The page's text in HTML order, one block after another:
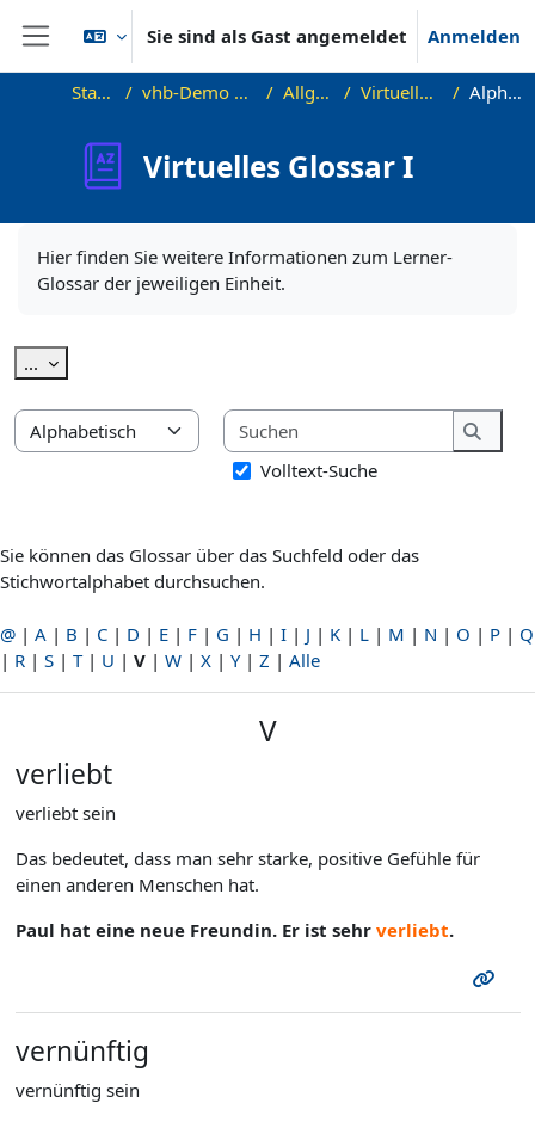
Zum Hauptinhalt
Website-Übersicht
Sie sind als Gast angemeldet Anmelden
Startseite vhb-Demo Wortschatz B1 Allgemeines Virtuelles Glossar I Alphabetisch
Virtuelles Glossar I
Hier finden Sie weitere Informationen zum Lerner-
Glossar der jeweiligen Einheit.
... Einträge exportieren
Sie können das Glossar über das Suchfeld oder das
Suchen
Suchen
Volltext-Suche
Sie können das Glossar über das Suchfeld oder das
Stichwortalphabet durchsuchen.
@ | A | B | C | D | E | F | G | H | I | J | K | L | M | N | O | P | Q
| R | S | T| U | V | W | X | Y| Z | Alle
V
verliebt
verliebt sein
Das bedeutet, dass man sehr starke, positive Gefühle für
einen anderen Menschen hat.
Paul hat eine neue Freundin. Er ist sehr verliebt.
vernünftig
vernünftig sein